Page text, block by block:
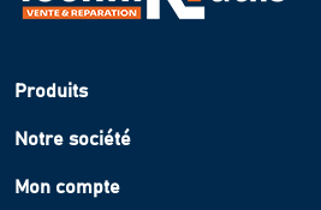
Produits
Notre société
Mon compte